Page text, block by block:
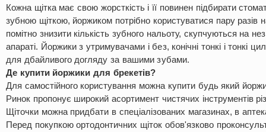
Кожна щітка має свою жорсткість і її повинен підбирати
зубною щіткою, йоржиком потрібно користуватися пару разів
помітно знизити кількість зубного нальоту, скупчуються на
апараті. Йоржики з утримувачами і без, конічні тонкі і тонкі
для дбайливого догляду за вашими зубами.
Де купити йоржики для брекетів?
Для самостійного користування можна купити будь який
Ринок пропонує широкий асортимент чистячих інструментів
Щіточки можна придбати в спеціалізованих магазинах, в
Перед покупкою ортодонтичних щіток обов'язково